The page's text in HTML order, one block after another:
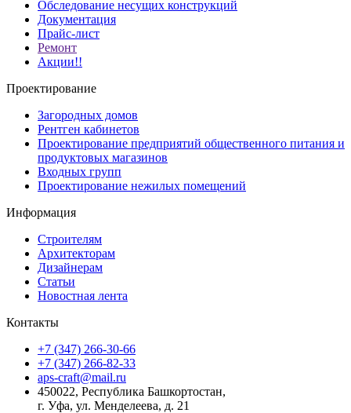
Обследование несущих конструкций
Документация
Прайс-лист
Ремонт
Акции!!
Проектирование
Загородных домов
Рентген кабинетов
Проектирование предприятий общественного питания и
продуктовых магазинов
Входных групп
Проектирование нежилых помещений
Информация
Строителям
Архитекторам
Дизайнерам
Статьи
Новостная лента
Контакты
+7 (347) 266-30-66
+7 (347) 266-82-33
aps-craft@mail.ru
450022, Республика Башкортостан,
г. Уфа, ул. Менделеева, д. 21